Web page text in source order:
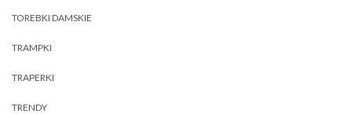
TOREBKI DAMSKIE
TRAMPKI
TRAPERKI
TRENDY